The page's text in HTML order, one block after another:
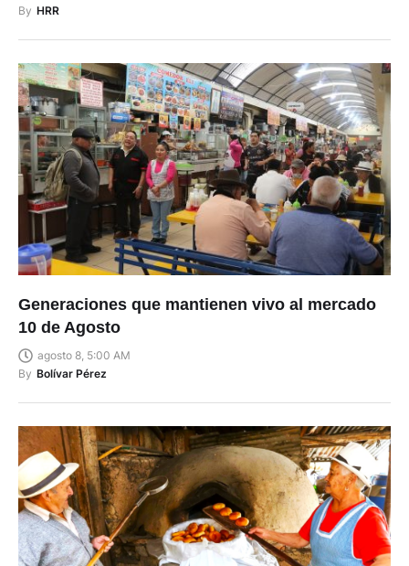
By HRR
Generaciones que mantienen vivo al mercado
10 de Agosto
agosto 8, 5:00 AM
By Bolívar Pérez